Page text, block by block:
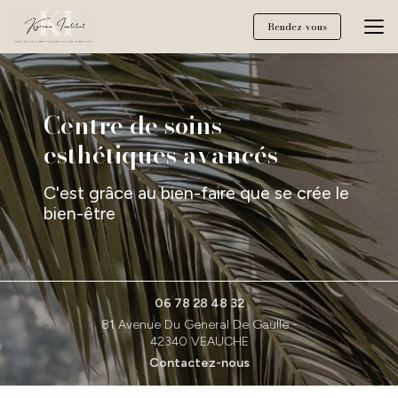
contenu
principal
Rendez-vous
Centre de soins
esthétiques avancés
C'est grâce au bien-faire que se crée le
bien-être
06 78 28 48 32
81 Avenue Du General De Gaulle -
42340 VEAUCHE
Contactez-nous